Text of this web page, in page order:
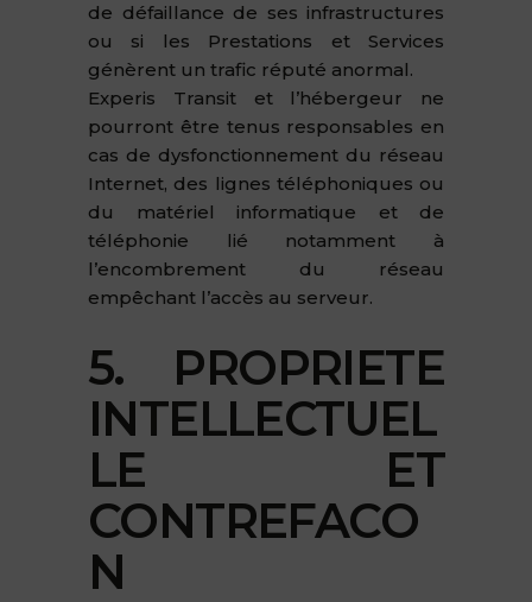
de défaillance de ses infrastructures
ou si les Prestations et Services
génèrent un trafic réputé anormal.
Experis Transit et l’hébergeur ne
pourront être tenus responsables en
cas de dysfonctionnement du réseau
Internet, des lignes téléphoniques ou
du matériel informatique et de
téléphonie lié notamment à
l’encombrement du réseau
empêchant l’accès au serveur.
5. PROPRIETE
INTELLECTUEL
LE ET
CONTREFACO
N